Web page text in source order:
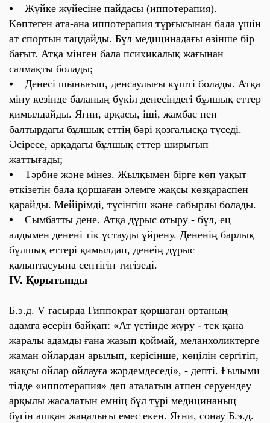
⦁ Жүйке жүйесіне пайдасы (иппотерапия).
Көптеген ата-ана иппотерапия тұрғысынан бала үшін
ат спортын таңдайды. Бұл медицинадағы өзінше бір
бағыт. Атқа мінген бала психикалық жағынан
салмақты болады;
⦁ Денесі шынығып, денсаулығы күшті болады. Атқа
міну кезінде баланың бүкіл денесіндегі бұлшық еттер
қимылдайды. Яғни, арқасы, іші, жамбас пен
балтырдағы бұлшық еттің бәрі қозғалысқа түседі.
Әсіресе, арқадағы бұлшық еттер ширығып
жаттығады;
⦁ Тәрбие және мінез. Жылқымен бірге көп уақыт
өткізетін бала қоршаған әлемге жақсы көзқараспен
қарайды. Мейірімді, түсінгіш және сабырлы болады.
⦁ Сымбатты дене. Атқа дұрыс отыру - бұл, ең
алдымен денені тік ұстауды үйрену. Дененің барлық
бұлшық еттері қимылдап, денеің дұрыс
қалыптасуына септігін тигізеді.
IV. Қорытынды
Б.э.д. V ғасырда Гиппократ қоршаған ортаның
адамға әсерін байқап: «Ат үстінде жүру - тек қана
жаралы адамды ғана жазып қоймай, меланхоликтерге
жаман ойлардан арылып, керісінше, көңілін сергітіп,
жақсы ойлар ойлауға жәрдемдеседі», - депті. Ғылыми
тілде «иппотерапия» деп аталатын атпен серуендеу
арқылы жасалатын емнің бұл түрі медицинаның
бүгін ашқан жаңалығы емес екен. Яғни, сонау Б.э.д.